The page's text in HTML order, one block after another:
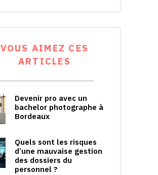
VOUS AIMEZ CES
ARTICLES
Devenir pro avec un
bachelor photographe à
Bordeaux
Quels sont les risques
d’une mauvaise gestion
des dossiers du
personnel ?